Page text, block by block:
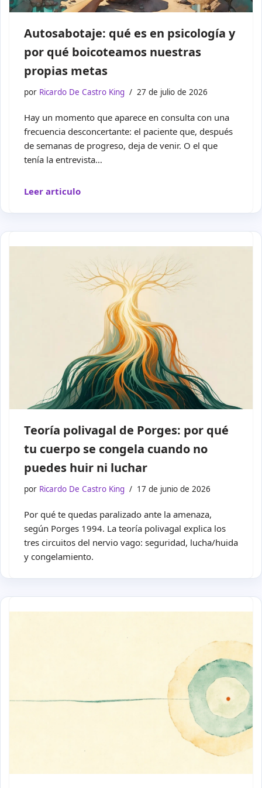
Autosabotaje: qué es en psicología y
por qué boicoteamos nuestras
propias metas
por Ricardo De Castro King 27 de julio de 2026
Hay un momento que aparece en consulta con una
frecuencia desconcertante: el paciente que, después
de semanas de progreso, deja de venir. O el que
tenía la entrevista…
Leer articulo
Teoría polivagal de Porges: por qué
tu cuerpo se congela cuando no
puedes huir ni luchar
por Ricardo De Castro King 17 de junio de 2026
Por qué te quedas paralizado ante la amenaza,
según Porges 1994. La teoría polivagal explica los
tres circuitos del nervio vago: seguridad, lucha/huida
y congelamiento.